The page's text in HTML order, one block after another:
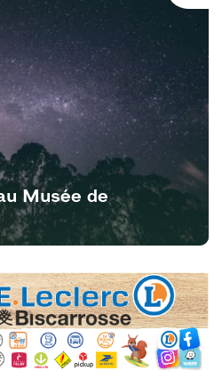
Musée de